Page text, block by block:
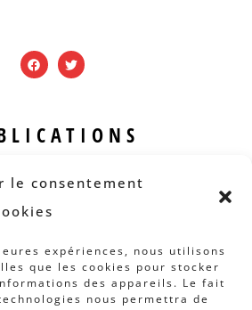
le consentement
expériences, nous utilisons
que les cookies pour stocker
des appareils. Le fait
nous permettra de
INFOS